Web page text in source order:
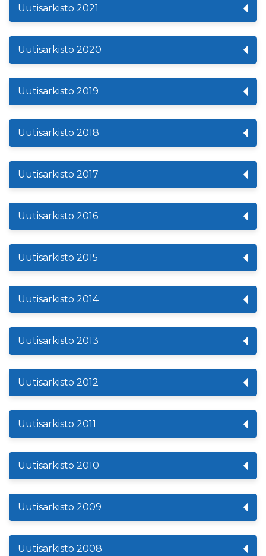
Uutisarkisto 2021
Uutisarkisto 2020
Uutisarkisto 2019
Uutisarkisto 2018
Uutisarkisto 2017
Uutisarkisto 2016
Uutisarkisto 2015
Uutisarkisto 2014
Uutisarkisto 2013
Uutisarkisto 2012
Uutisarkisto 2011
Uutisarkisto 2010
Uutisarkisto 2009
Uutisarkisto 2008